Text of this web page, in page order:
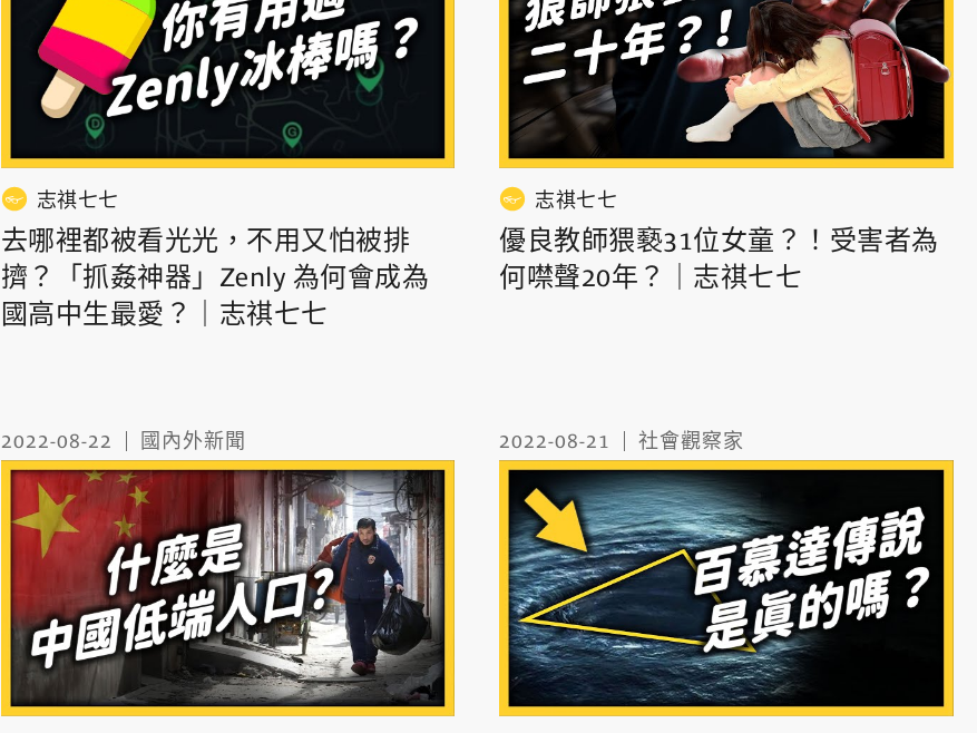
志祺七七
去哪裡都被看光光，不用又怕被排
擠？「抓姦神器」Zenly 為何會成為
國高中生最愛？｜志祺七七
志祺七七
優良教師猥褻31位女童？！受害者為
何噤聲20年？｜志祺七七
2022-08-22 國內外新聞 2022-08-21 社會觀察家